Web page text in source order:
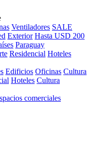
Ventiladores SALE
Exterior Hasta USD 200
Paraguay
Residencial Hoteles
Edificios Oficinas Cultura
Hoteles Cultura
comerciales